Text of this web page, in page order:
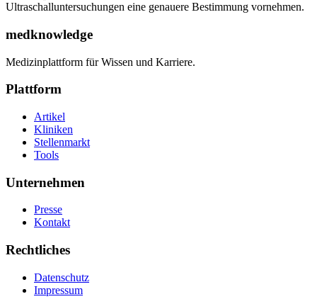
Ultraschalluntersuchungen eine genauere Bestimmung vornehmen.
medknowledge
Medizinplattform für Wissen und Karriere.
Plattform
Artikel
Kliniken
Stellenmarkt
Tools
Unternehmen
Presse
Kontakt
Rechtliches
Datenschutz
Impressum